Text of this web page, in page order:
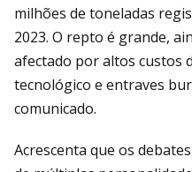
milhões de toneladas
2023. O repto é grande,
afectado por altos custos
tecnológico e entraves
comunicado.
Acrescenta que os